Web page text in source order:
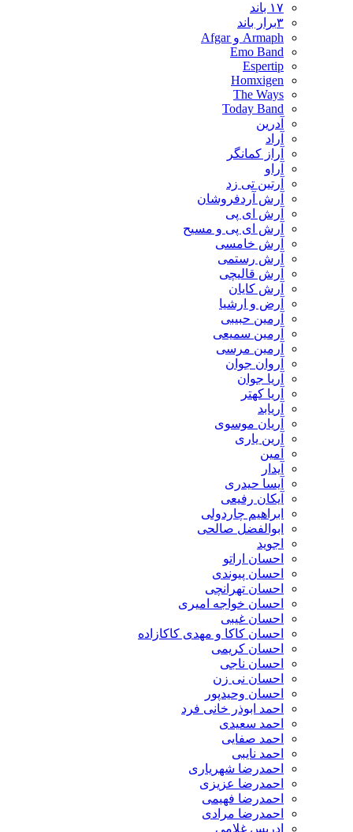
۱۷ باند
۳برار باند
Armaph و Afgar
Emo Band
Espertip
Homxigen
The Ways
Today Band
آدرین
آراد
آراز کمانگر
آراو
آرتین تی زد
آرش آردفروشان
آرش ای پی
آرش ای پی و مسیح
آرش خامسی
آرش رستمی
آرش قالیچی
آرش کایان
​آرض و ارشیا
آرمین حبیبی
آرمین سمیعی
آرمین مرسی
آروان جوان
آریا جوان
آریا کهتر
آریابد
آریان موسوی
آرین یاری
آمین
آیدار
آیسا حیدری
آیکان رفیعی
ابراهیم چاردولی
ابوالفضل صالحی
اجوید
احسان اراتو
احسان پیوندی
احسان تهرانچی
احسان خواجه امیری
احسان غیبی
احسان کاکا و مهدی کاکازاده
احسان کریمی
احسان ناجی
احسان نی زن
احسان وحیدپور
احمد ابوذر خانی فرد
احمد سعیدی
احمد صفایی
احمد نایبی
احمدرضا شهریاری
احمدرضا عزیزی
احمدرضا فهیمی
احمدرضا مرادی
ادریس غلامی